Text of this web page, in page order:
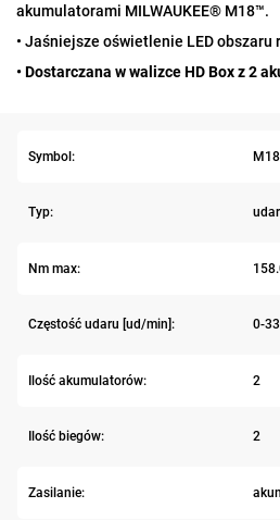
akumulatorami MILWAUKEE® M18™.
• Jaśniejsze oświetlenie LED obszaru
• Dostarczana w walizce HD Box z 2
Symbol:
Typ:
Nm max:
Częstość udaru [ud/min]: 0-
Ilość akumulatorów: 2
Ilość biegów: 2
Zasilanie: